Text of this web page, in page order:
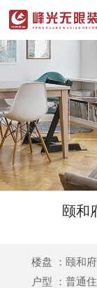
颐和
楼盘 ：颐和府
户型 ：普通